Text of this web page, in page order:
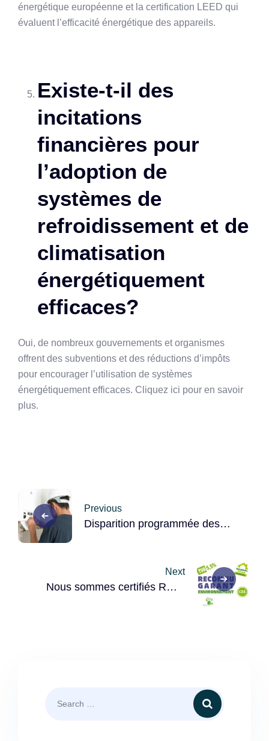
énergétique européenne et la certification LEED qui
évaluent l’efficacité énergétique des appareils.
Existe-t-il des
incitations
financières pour
l’adoption de
systèmes de
refroidissement et de
climatisation
énergétiquement
efficaces?
Oui, de nombreux gouvernements et organismes
offrent des subventions et des réductions d’impôts
pour encourager l’utilisation de systèmes
énergétiquement efficaces. Cliquez ici pour en savoir
plus.
Post
navigation
Previous
Disparition programmée des
Next
Nous sommes certifiés RGE!